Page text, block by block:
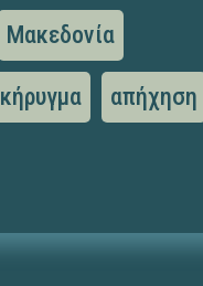
Μακεδονία
κήρυγμα απήχηση